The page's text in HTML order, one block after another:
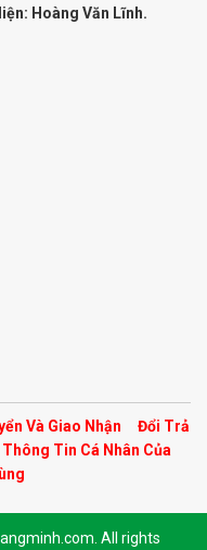
Hoàng Văn Lĩnh.
Và Giao Nhận
Đổi Trả
Tin Cá Nhân Của
All rights